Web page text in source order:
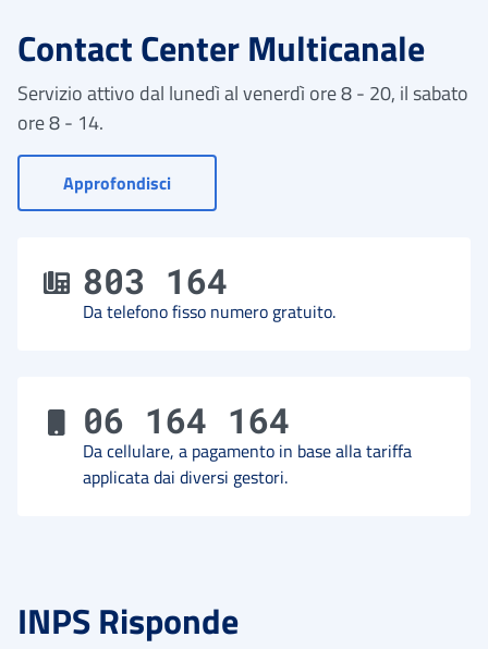
Contact Center Multicanale
Servizio attivo dal lunedì al venerdì ore 8 - 20, il sabato
ore 8 - 14.
Approfondisci- Vai a Contact Center
803 164
Da telefono fisso numero gratuito.
06 164 164
Da cellulare, a pagamento in base alla tariffa
applicata dai diversi gestori.
INPS Risponde